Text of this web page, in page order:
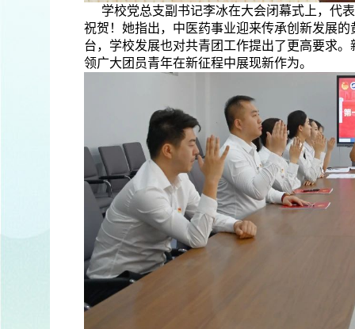
学校党总支副书记李冰在大会闭幕式上，代
祝贺！她指出，中医药事业迎来传承创新发展
台，学校发展也对共青团工作提出了更高要求
领广大团员青年在新征程中展现新作为。